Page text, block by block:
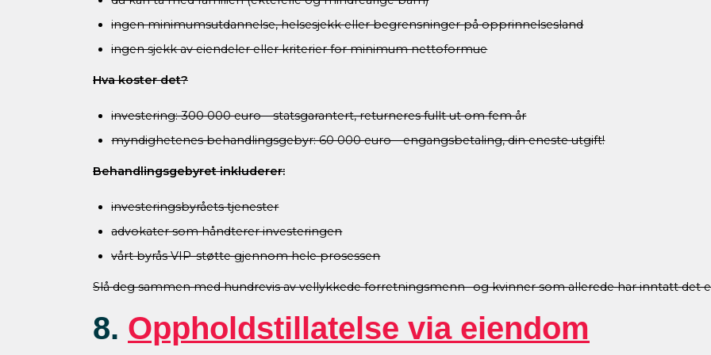
ingen minimumsutdannelse, helsesjekk eller begrensninger på opprinnelsesland
ingen sjekk av eiendeler eller kriterier for minimum nettoformue
Hva koster det?
investering: 300 000 euro – statsgarantert, returneres fullt ut om fem år
myndighetenes behandlingsgebyr: 60 000 euro – engangsbetaling, din eneste utgift!
Behandlingsgebyret inkluderer:
investeringsbyråets tjenester
advokater som håndterer investeringen
vårt byrås VIP-støtte gjennom hele prosessen
Slå deg sammen med hundrevis av vellykkede forretningsmenn- og kvinner som allerede har inntatt
8. Oppholdstillatelse via eiendom